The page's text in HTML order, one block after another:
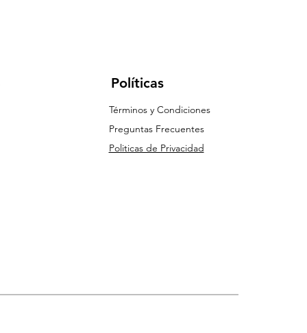
Políticas
Términos y Condiciones
Preguntas Frecuentes
Politicas de Privacidad